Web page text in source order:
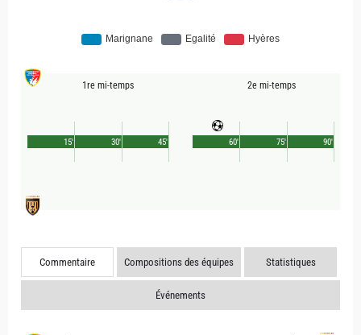
1re mi-temps
45'
15' 30'
2e mi-temps
90'
60' 75'
Commentaire Compositions des équipes Statistiques
Événements